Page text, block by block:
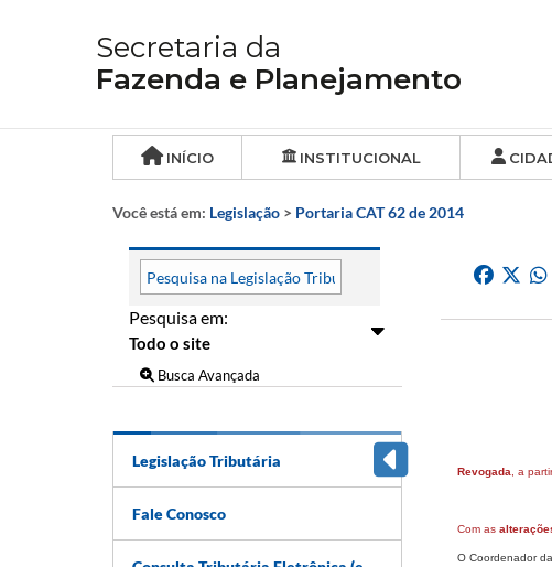
Secretaria da
Fazenda e Planejamento
INÍCIO INSTITUCIONAL
Você está em: Legislação > Portaria CAT 62 de 2014
Pesquisa em:
Busca Avançada
Legislação Tributária
Fale Conosco
Revogada , a
Com as
O Coordenador